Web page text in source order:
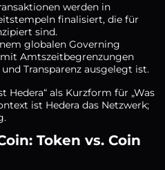
werden in
finalisiert, die für
sind.
globalen Governing
Amtszeitbegrenzungen
Transparenz ausgelegt ist.
Hedera“ als Kurzform für „Was
ist Hedera das Netzwerk;
Token vs. Coin